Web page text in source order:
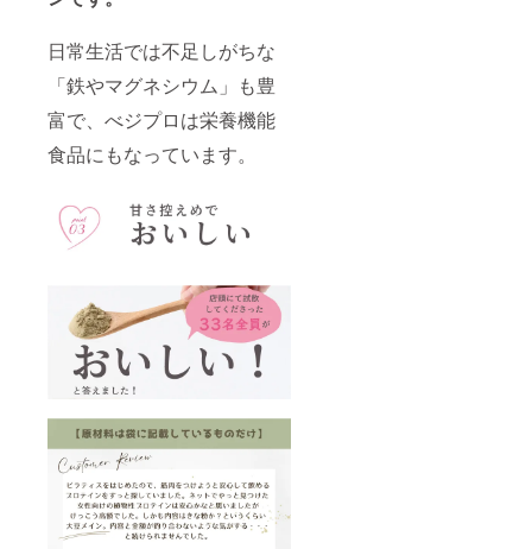
日常生活では不足しがちな
「鉄やマグネシウム」も豊
富で、べジプロは栄養機能
食品にもなっています。